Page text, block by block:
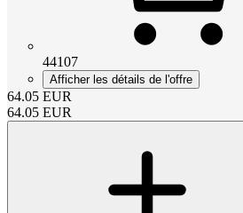
44107
Afficher les détails de l'offre
64.05 EUR
64.05 EUR